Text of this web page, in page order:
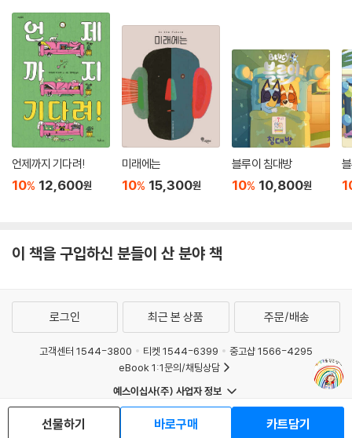
언제까지 기다려!
10% 12,600원
미래에는
10% 15,300원
블루이 침대방
10% 10,800원
이 책을 구입하신 분들이 산 분야 책
선물하기 바로구매 카트담기
로그인 최근 본 상품 주문/배송
고객센터 1544-3800 티켓 1544-6399
중고샵 1566-4295
eBook 1:1문의/채팅상담
예스이십사(주) 사업자 정보
청소년보호정책
회사소개 거래처관계자께